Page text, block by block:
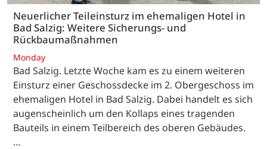
Neuerlicher Teileinsturz im ehemaligen Hotel in
Bad Salzig: Weitere Sicherungs- und
Rückbaumaßnahmen
Monday
Bad Salzig. Letzte Woche kam es zu einem weiteren
Einsturz einer Geschossdecke im 2. Obergeschoss im
ehemaligen Hotel in Bad Salzig. Dabei handelt es sich
augenscheinlich um den Kollaps eines tragenden
Bauteils in einem Teilbereich des oberen Gebäudes.
…